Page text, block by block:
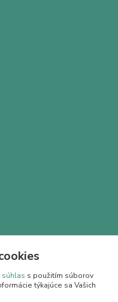
súhlas s použitím súborov
týkajúce sa Vašich